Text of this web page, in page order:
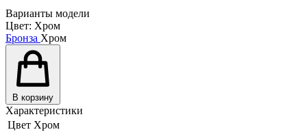
Варианты модели
Цвет: Хром
Бронза Хром
В корзину
Характеристики
Цвет Хром